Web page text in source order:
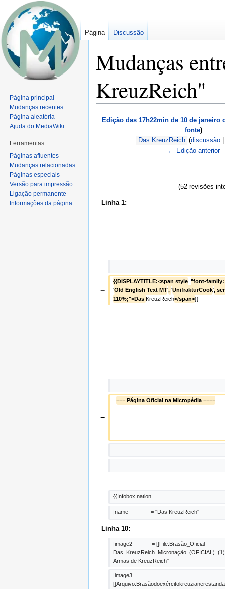
Mudanças
KreuzReich"
Edição das 17h22min de 10 de janeiro
fonte)
Das KreuzReich (discussão
← Edição anterior
(52 revisões
Linha 1:
−
{{DISPLAYTITLE:<span style="font-
'Old English Text MT', 'UnifrakturCook',
110%;">Das KreuzReich</span>}}
−
==== Página Oficial na Micropédia ====
{{Infobox nation
|name               = ''Das KreuzReich''
Linha 10:
|image2             = [[File:Brasão_Oficial-
Armas de KreuzReich''
|image3             =
Página Discussão
Página principal
Mudanças recentes
Página aleatória
Ajuda do MediaWiki
Ferramentas
Páginas afluentes
Mudanças relacionadas
Páginas especiais
Versão para impressão
Ligação permanente
Informações da página